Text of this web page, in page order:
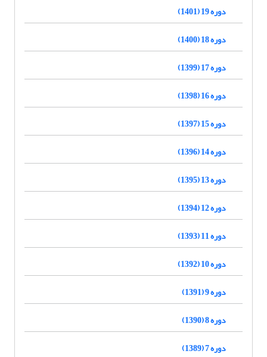
دوره 19 (1401)
دوره 18 (1400)
دوره 17 (1399)
دوره 16 (1398)
دوره 15 (1397)
دوره 14 (1396)
دوره 13 (1395)
دوره 12 (1394)
دوره 11 (1393)
دوره 10 (1392)
دوره 9 (1391)
دوره 8 (1390)
دوره 7 (1389)